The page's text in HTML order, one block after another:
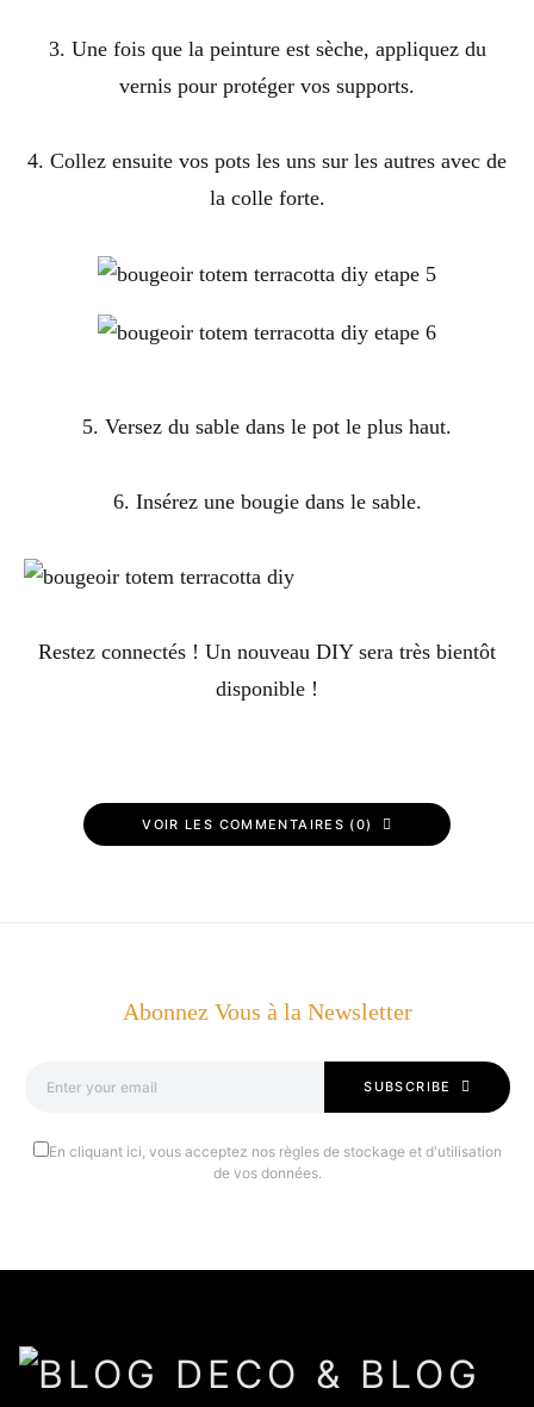
3. Une fois que la peinture est sèche, appliquez du
vernis pour protéger vos supports.
4. Collez ensuite vos pots les uns sur les autres avec de
la colle forte.
5. Versez du sable dans le pot le plus haut.
6. Insérez une bougie dans le sable.
Restez connectés ! Un nouveau DIY sera très bientôt
disponible !
VOIR LES COMMENTAIRES (0)
Abonnez Vous à la Newsletter
SUBSCRIBE
En cliquant ici, vous acceptez nos règles de stockage et d'utilisation
de vos données.